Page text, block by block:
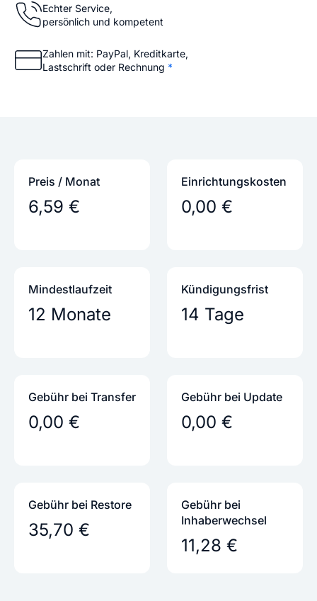
Echter Service,
persönlich und kompetent
Zahlen mit: PayPal, Kreditkarte,
Lastschrift oder Rechnung *
Preis / Monat
6,59 €
Einrichtungs­kosten
0,00 €
Mindestlaufzeit
12 Monate
Kündigungs­frist
14 Tage
Gebühr bei Transfer
0,00 €
Gebühr bei Update
0,00 €
Gebühr bei Restore
35,70 €
Gebühr bei
Inhaber­wechsel
11,28 €